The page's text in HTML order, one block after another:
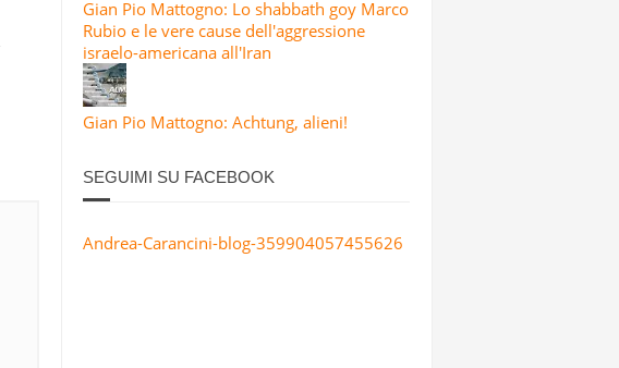
Gian Pio Mattogno: Lo shabbath goy Marco
Rubio e le vere cause dell'aggressione
israelo-americana all'Iran
Gian Pio Mattogno: Achtung, alieni!
SEGUIMI SU FACEBOOK
Andrea-Carancini-blog-359904057455626